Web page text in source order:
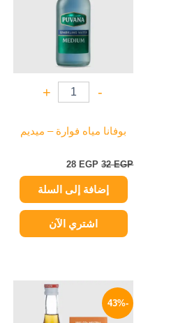
-
+
بوفانا مياه فوارة – ميديم
32EGP
28 EGP
إضافة إلى السلة
اشتري الآن
-43%
السعر
الحالي
هو:
هناك
العديد